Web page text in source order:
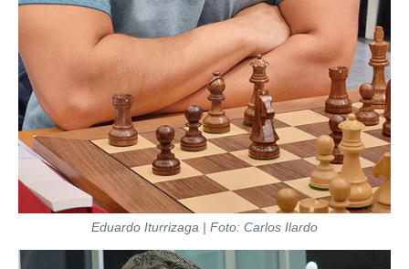
Eduardo Iturrizaga | Foto: Carlos Ilardo